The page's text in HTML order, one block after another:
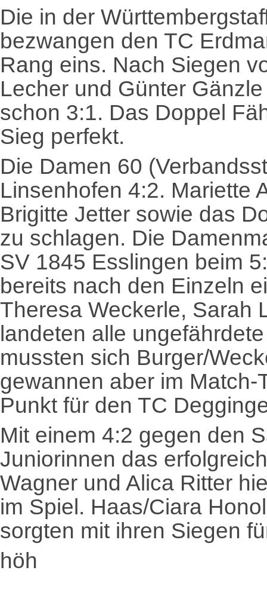
Die in der
bezwangen den TC
Rang eins. Nach Siegen
Lecher und Günter
schon 3:1. Das Doppel
Sieg perfekt.
Die Damen 60
Linsenhofen 4:2. Mariette
Brigitte Jetter sowie das
zu schlagen. Die
SV 1845 Esslingen beim
bereits nach den Einzeln
Theresa Weckerle, Sarah
landeten alle
mussten sich Burger/
gewannen aber im
Punkt für den TC
Mit einem 4:2 gegen den
Juniorinnen das
Wagner und Alica Ritter
im Spiel. Haas/Ciara
sorgten mit ihren Siegen
höh